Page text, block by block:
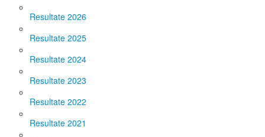
Resultate 2026
Resultate 2025
Resultate 2024
Resultate 2023
Resultate 2022
Resultate 2021